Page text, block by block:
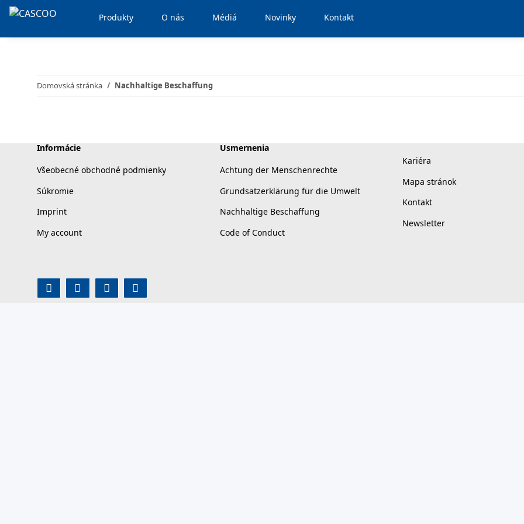
Produkty O nás Médiá Novinky Kontakt
Domovská stránka Nachhaltige Beschaffung
Informácie
Všeobecné obchodné podmienky
Súkromie
Imprint
My account
Usmernenia
Achtung der Menschenrechte
Grundsatzerklärung für die Umwelt
Nachhaltige Beschaffung
Code of Conduct
Kariéra
Mapa stránok
Kontakt
Newsletter